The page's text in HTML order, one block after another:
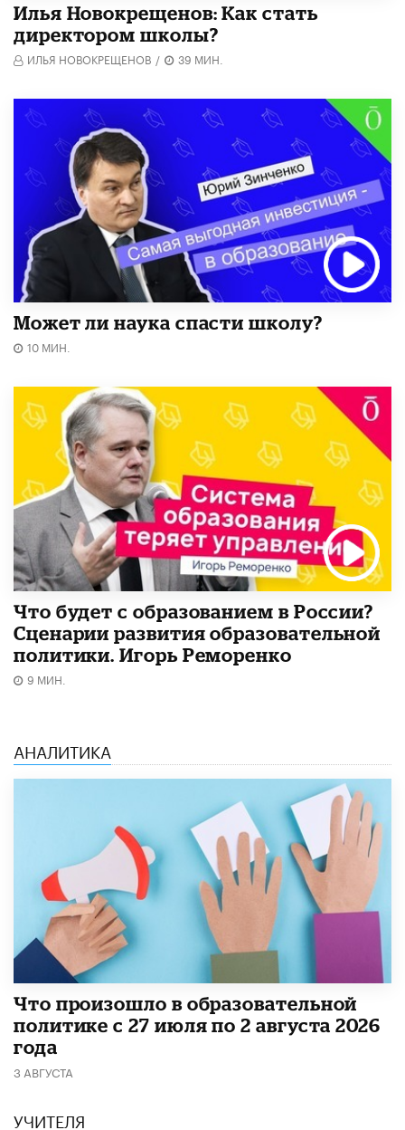
​Илья Новокрещенов: Как стать
директором школы?
ИЛЬЯ НОВОКРЕЩЕНОВ / 39 МИН.
Может ли наука спасти школу?
10 МИН.
Что будет с образованием в России?
Сценарии развития образовательной
политики. Игорь Реморенко
9 МИН.
АНАЛИТИКА
​Что произошло в образовательной
политике с 27 июля по 2 августа 2026
года
3 АВГУСТА
УЧИТЕЛЯ